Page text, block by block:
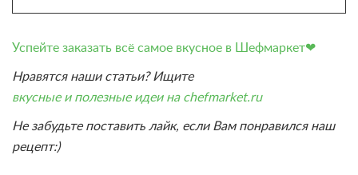
Успейте заказать всё самое вкусное в Шефмаркет❤
Нравятся наши статьи? Ищите
вкусные и полезные идеи на chefmarket.ru
Не забудьте поставить лайк, если Вам понравился наш
рецепт:)